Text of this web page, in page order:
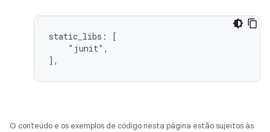
static_libs: [
    "junit",
O conteúdo e os exemplos de código nesta página estão sujeitos às